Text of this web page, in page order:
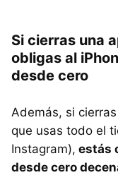
Si cierras una
obligas al
desde cero
Además, si
que usas todo el
Instagram), estás
desde cero